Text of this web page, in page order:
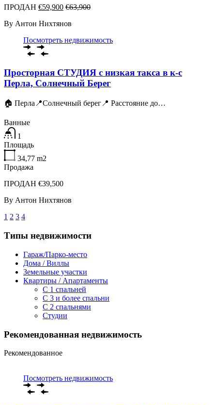
ПРОДАН €59,900 €63,900
By Антон Нихтянов
Посмотреть недвижимость
Просторная СТУДИЯ с низкая такса в к-с
Перла, Солнечный Берег
🏠 Перла📍Солнечный берег📍 Расстояние до…
Ванные
1
Площадь
34,77 m2
Продажа
ПРОДАН €39,500
By Антон Нихтянов
1 2 3 4
Типы недвижимости
Гараж/Парко-место
Дома / Виллы
Земельные участки
Квартиры / Апартаменты
C 1 спальней
C 3 и более спальни
С 2 спальнями
Студии
Рекомендованная недвижимость
Рекомендованное
Посмотреть недвижимость